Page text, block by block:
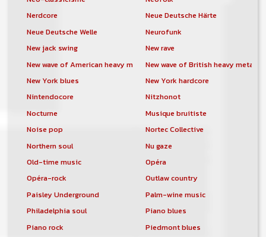
Nerdcore
Neue Deutsche Härte
Neue Deutsche Welle
Neurofunk
New jack swing
New rave
New wave of American heavy metalNew wave of British heavy metal
New York blues
New York hardcore
Nintendocore
Nitzhonot
Nocturne
Musique bruitiste
Noise pop
Nortec Collective
Northern soul
Nu gaze
Old-time music
Opéra
Opéra-rock
Outlaw country
Paisley Underground
Palm-wine music
Philadelphia soul
Piano blues
Piano rock
Piedmont blues